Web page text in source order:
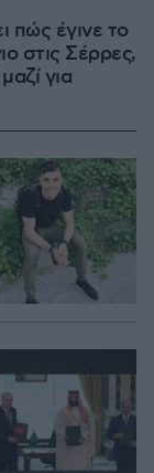
πώς έγινε το
στις Σέρρες,
για